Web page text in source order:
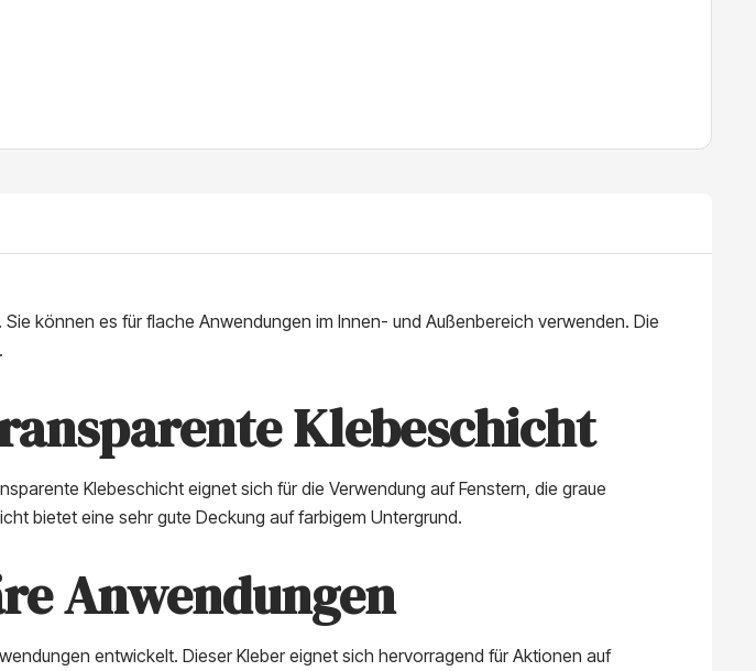
können es für flache Anwendungen im Innen- und Außenbereich verwenden. Die
Klebeschicht
Klebeschicht eignet sich für die Verwendung auf Fenstern, die graue
bietet eine sehr gute Deckung auf farbigem Untergrund.
Anwendungen
entwickelt. Dieser Kleber eignet sich hervorragend für Aktionen auf